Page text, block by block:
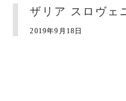
ザリア スロヴェ
2019年9月18日